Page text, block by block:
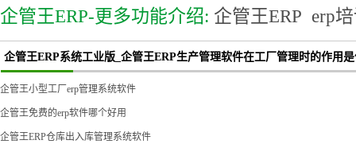
企管王ERP-更多功能介绍: 企管王ERP erp
企管王ERP系统工业版_企管王ERP生产管理软件在工厂管理时的作用
企管王小型工厂erp管理系统软件
企管王免费的erp软件哪个好用
企管王ERP仓库出入库管理系统软件